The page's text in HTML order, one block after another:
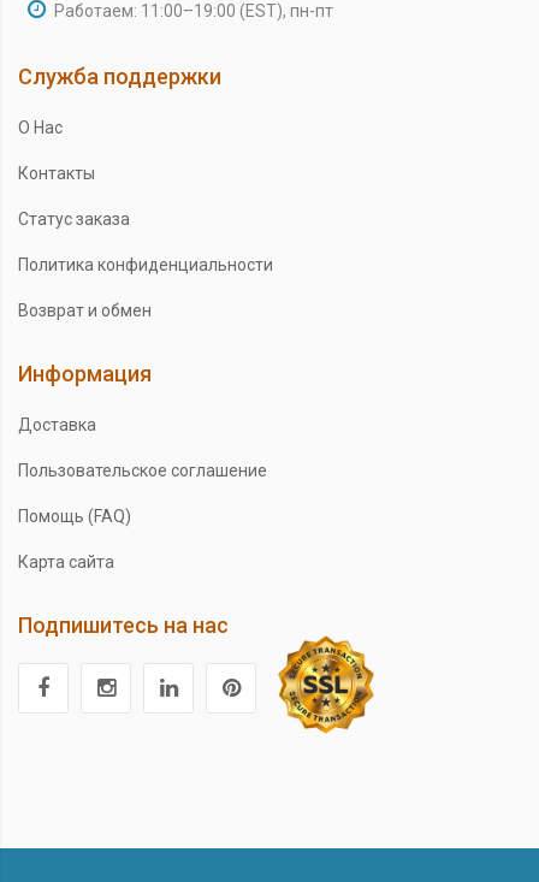
Работаем: 11:00–19:00 (EST), пн-пт
Служба поддержки
О Нас
Контакты
Статус заказа
Политика конфиденциальности
Возврат и обмен
Информация
Доставка
Пользовательское соглашение
Помощь (FAQ)
Карта сайта
Подпишитесь на нас